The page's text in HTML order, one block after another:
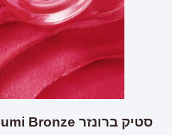
סטיק ברונזרLumi Bronze